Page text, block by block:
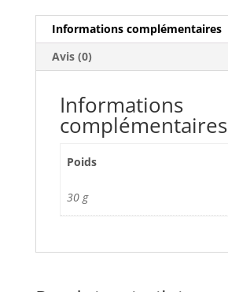
Informations complémentaires
Avis (0)
Informations
complémentaires
Poids
30 g